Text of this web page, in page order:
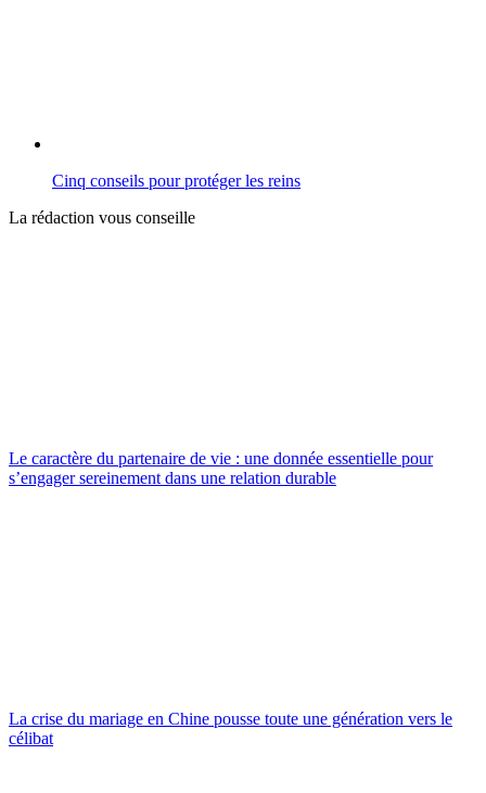
Cinq conseils pour protéger les reins
La rédaction vous conseille
Le caractère du partenaire de vie : une donnée essentielle pour
s’engager sereinement dans une relation durable
La crise du mariage en Chine pousse toute une génération vers le
célibat